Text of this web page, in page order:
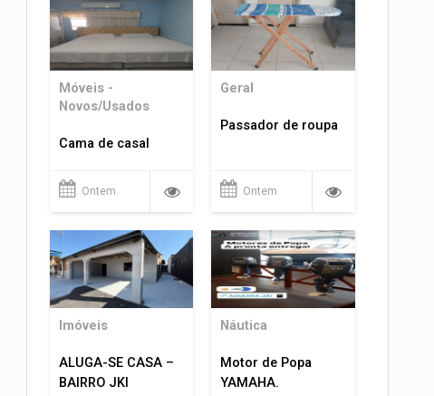
Móveis -
Novos/Usados
Cama de casal
Ontem
Geral
Passador de roupa
Ontem
Imóveis
ALUGA-SE CASA –
BAIRRO JKI
Náutica
Motor de Popa
YAMAHA.